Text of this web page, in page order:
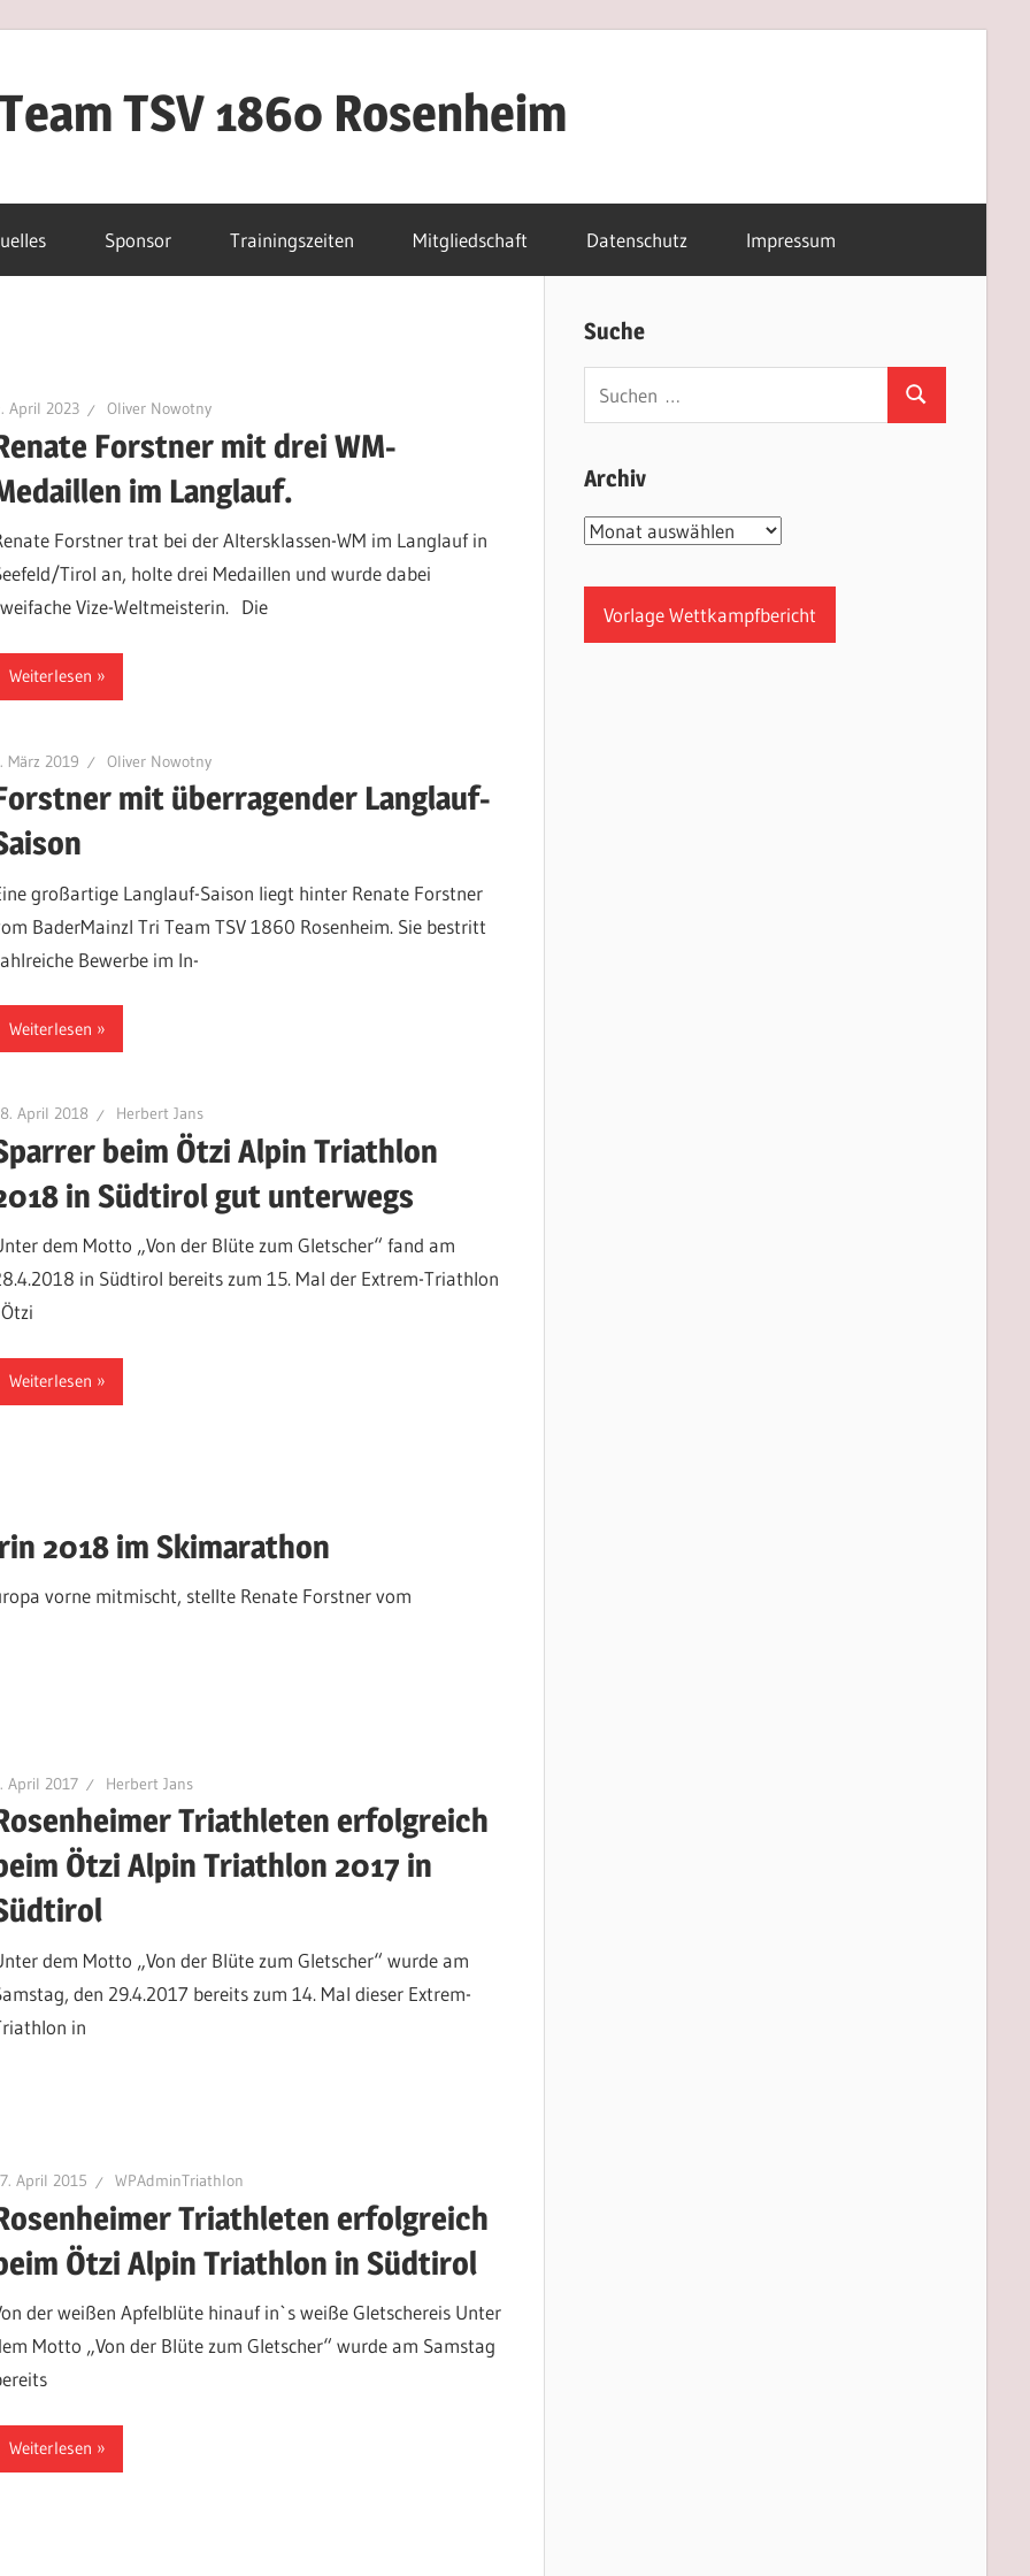
TSV 1860 Rosenheim
Sponsor Trainingszeiten Mitgliedschaft Datenschutz Impressum
April 2023 Oliver Nowotny
Forstner mit drei WM-
im Langlauf.
Forstner trat bei der Altersklassen-WM im Langlauf in
Tirol an, holte drei Medaillen und wurde dabei
Vize-Weltmeisterin. Die
Weiterlesen
März 2019 Oliver Nowotny
mit überragender Langlauf-
großartige Langlauf-Saison liegt hinter Renate Forstner
BaderMainzl Tri Team TSV 1860 Rosenheim. Sie bestritt
Bewerbe im In-
Weiterlesen
April 2018 Herbert Jans
beim Ötzi Alpin Triathlon
in Südtirol gut unterwegs
dem Motto „Von der Blüte zum Gletscher“ fand am
in Südtirol bereits zum 15. Mal der Extrem-Triathlon
Weiterlesen
2018 im Skimarathon
vorne mitmischt, stellte Renate Forstner vom
April 2017 Herbert Jans
Triathleten erfolgreich
Ötzi Alpin Triathlon 2017 in
dem Motto „Von der Blüte zum Gletscher“ wurde am
den 29.4.2017 bereits zum 14. Mal dieser Extrem-
in
April 2015 WPAdminTriathlon
Triathleten erfolgreich
Ötzi Alpin Triathlon in Südtirol
der weißen Apfelblüte hinauf in`s weiße Gletschereis Unter
Motto „Von der Blüte zum Gletscher“ wurde am Samstag
Weiterlesen
Suche
Suchen
Archiv
Archiv
Vorlage Wettkampfbericht